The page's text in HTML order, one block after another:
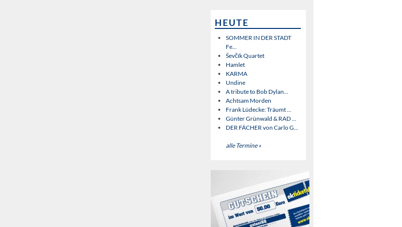
HEUTE
SOMMER IN DER STADT
Fe...
Ševčík Quartet
Hamlet
KARMA
Undine
A tribute to Bob Dylan...
Achtsam Morden
Frank Lüdecke: Träumt ...
Günter Grünwald & RAD ...
DER FÄCHER von Carlo G...
alle Termine »